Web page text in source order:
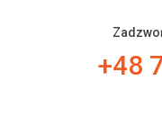
+48